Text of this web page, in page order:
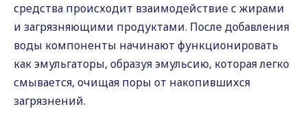
средства происходит взаимодействие с жирами
и загрязняющими продуктами. После добавления
воды компоненты начинают функционировать
как эмульгаторы, образуя эмульсию, которая легко
смывается, очищая поры от накопившихся
загрязнений.